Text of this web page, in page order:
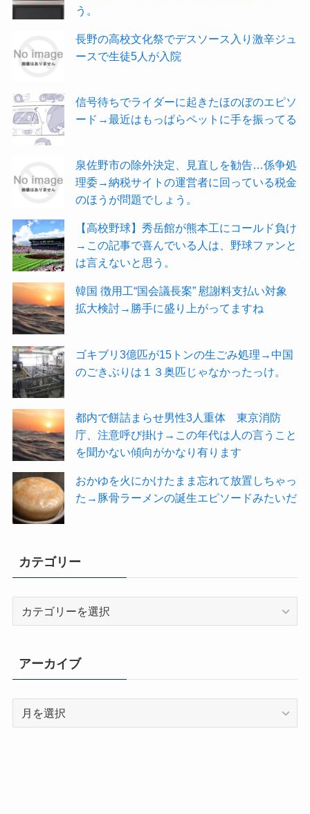
う。
長野の高校文化祭でデスソース入り激辛ジュ
ースで生徒5人が入院
信号待ちでライダーに起きたほのぼのエピソ
ード→最近はもっぱらペットに手を振ってる
泉佐野市の除外決定、見直しを勧告…係争処
理委→納税サイトの運営者に回っている税金
のほうが問題でしょう。
【高校野球】秀岳館が熊本工にコールド負け
→この記事で喜んでいる人は、野球ファンと
は言えないと思う。
韓国 徴用工“国会議長案” 慰謝料支払い対象
拡大検討→勝手に盛り上がってますね
ゴキブリ3億匹が15トンの生ごみ処理→中国
のごきぶりは１３奥匹じゃなかったっけ。
都内で餅詰まらせ男性3人重体 東京消防
庁、注意呼び掛け→この年代は人の言うこと
を聞かない傾向がかなり有ります
おかゆを火にかけたまま忘れて放置しちゃっ
た→豚骨ラーメンの誕生エピソードみたいだ
カテゴリー
リ
ー
アーカイブ